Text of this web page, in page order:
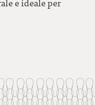
e ideale per